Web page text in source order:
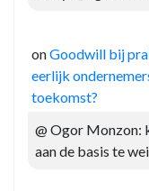
onGoodwill bij
eerlijk
toekomst?
@ Ogor Monzon:
aan de basis te